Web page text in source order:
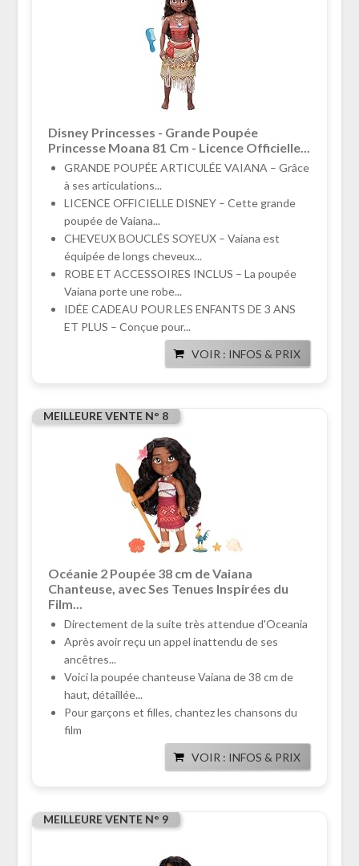
Disney Princesses - Grande Poupée
Princesse Moana 81 Cm - Licence Officielle...
GRANDE POUPÉE ARTICULÉE VAIANA – Grâce
à ses articulations...
LICENCE OFFICIELLE DISNEY – Cette grande
poupée de Vaiana...
CHEVEUX BOUCLÉS SOYEUX – Vaiana est
équipée de longs cheveux...
ROBE ET ACCESSOIRES INCLUS – La poupée
Vaiana porte une robe...
IDÉE CADEAU POUR LES ENFANTS DE 3 ANS
ET PLUS – Conçue pour...
VOIR : INFOS & PRIX
MEILLEURE VENTE N° 8
Océanie 2 Poupée 38 cm de Vaiana
Chanteuse, avec Ses Tenues Inspirées du
Film...
Directement de la suite très attendue d'Oceania
Après avoir reçu un appel inattendu de ses
ancêtres...
Voici la poupée chanteuse Vaiana de 38 cm de
haut, détaillée...
Pour garçons et filles, chantez les chansons du
film
VOIR : INFOS & PRIX
MEILLEURE VENTE N° 9